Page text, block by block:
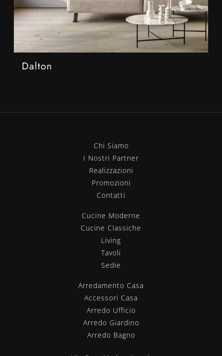
Dalton
Chi Siamo
I Nostri Partner
Realizzazioni
Promozioni
Contatti
Cucine Moderne
Cucine Classiche
Living
Tavoli
Sedie
Arredamento Casa
Accessori Casa
Arredo Ufficio
Arredo Giardino
Arredo Bagno